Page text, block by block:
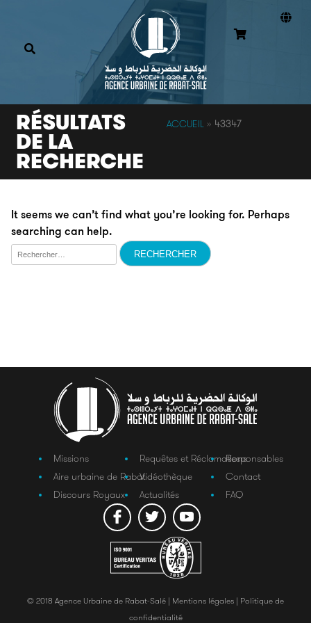
RÉSULTATS
DE LA
RECHERCHE
ACCUEIL » 43347
It seems we can’t find what you’re looking for. Perhaps
searching can help.
Rechercher :
Missions
Aire urbaine de Rabat
Discours Royaux
Requêtes et Réclamations
Vidéothèque
Actualités
Responsables
Contact
FAQ
© 2018 Agence Urbaine de Rabat-Salé | Mentions légales | Politique de
confidentialité